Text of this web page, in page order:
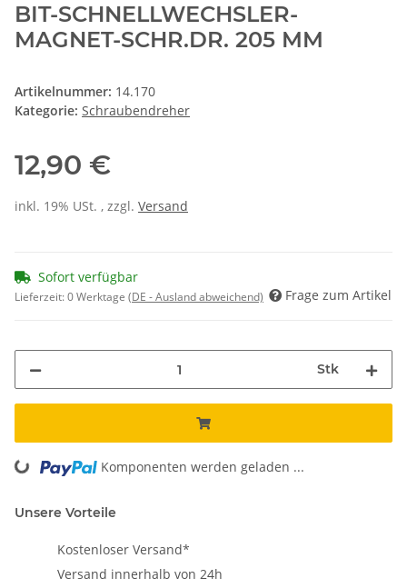
BIT-SCHNELLWECHSLER-
MAGNET-SCHR.DR. 205 MM
Artikelnummer: 14.170
Kategorie: Schraubendreher
12,90 €
inkl. 19% USt. , zzgl. Versand
Sofort verfügbar
Lieferzeit:0 Werktage (DE - Ausland abweichend) Frage zum Artikel
Stk
Loading... Komponenten werden geladen ...
Unsere Vorteile
Kostenloser Versand*
Versand innerhalb von 24h